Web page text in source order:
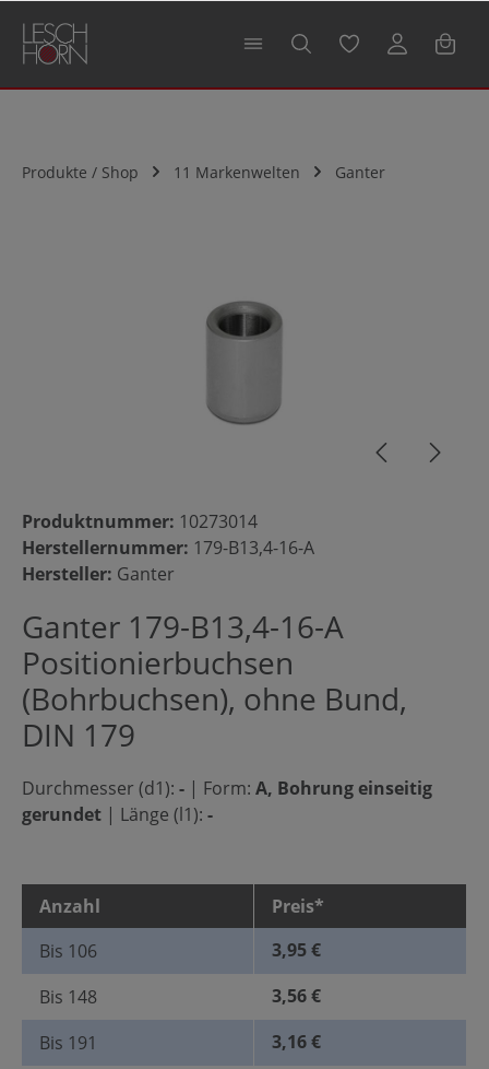
springen
Produkte / Shop 11 Markenwelten Ganter
Produktnummer: 10273014
Herstellernummer: 179-B13,4-16-A
Hersteller: Ganter
Ganter 179-B13,4-16-A
Positionierbuchsen
(Bohrbuchsen), ohne Bund,
DIN 179
Durchmesser (d1): - | Form: A, Bohrung einseitig
gerundet | Länge (l1): -
Anzahl
Preis*
Bis 106
3,95 €
Bis 148
3,56 €
Bis 191
3,16 €